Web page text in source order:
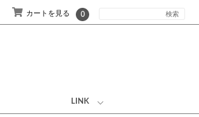
カートを見る 0
LINK